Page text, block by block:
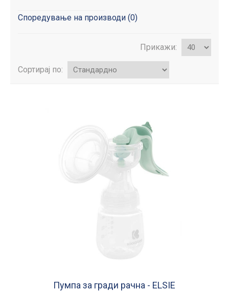
Споредување на производи (0)
Прикажи:
Сортирај по:
Пумпа за гради рачна - ELSIE